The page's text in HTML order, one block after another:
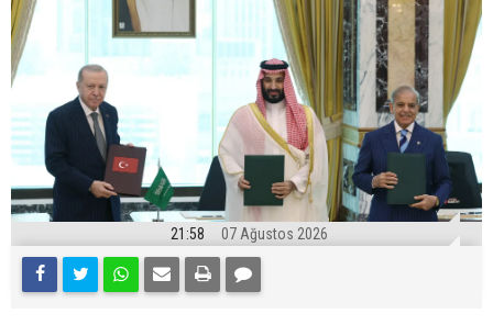
21:58 07 Ağustos 2026